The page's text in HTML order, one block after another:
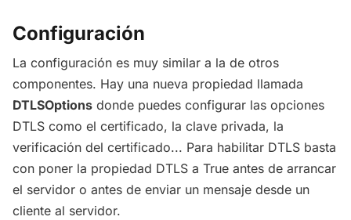
Configuración
La configuración es muy similar a la de otros
componentes. Hay una nueva propiedad llamada
DTLSOptions donde puedes configurar las opciones
DTLS como el certificado, la clave privada, la
verificación del certificado... Para habilitar DTLS basta
con poner la propiedad DTLS a True antes de arrancar
el servidor o antes de enviar un mensaje desde un
cliente al servidor.